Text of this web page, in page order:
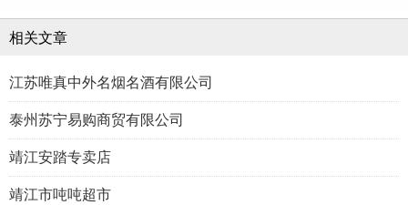
相关文章
江苏唯真中外名烟名酒有限公司
泰州苏宁易购商贸有限公司
靖江安踏专卖店
靖江市吨吨超市